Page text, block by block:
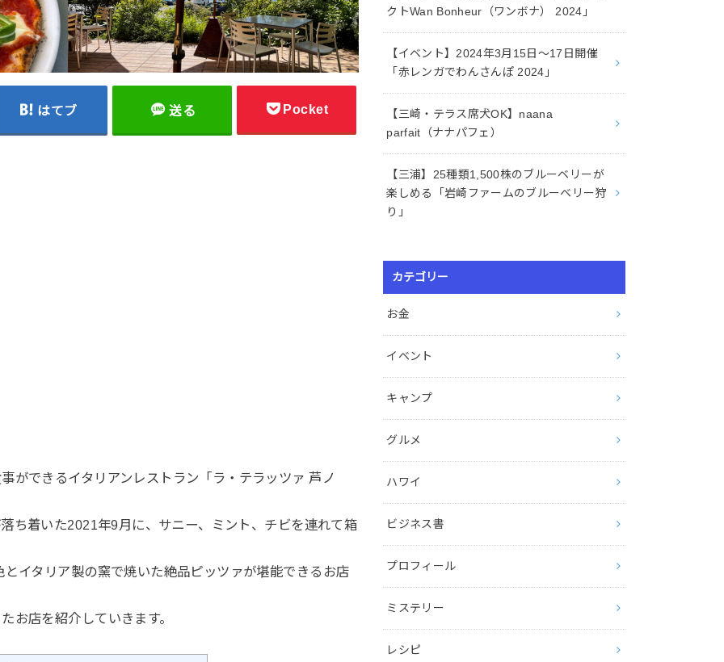
はてブ 送る Pocket
ができるイタリアンレストラン「ラ・テラッツァ 芦ノ
ち着いた2021年9月に、サニー、ミント、チビを連れて箱
とイタリア製の窯で焼いた絶品ピッツァが堪能できるお店
お店を紹介していきます。
クトWan Bonheur（ワンボナ） 2024」
【イベント】2024年3月15日〜17日開催
「赤レンガでわんさんぽ 2024」
【三崎・テラス席犬OK】naana
parfait（ナナパフェ）
【三浦】25種類1,500株のブルーベリーが
楽しめる「岩崎ファームのブルーベリー狩
り」
カテゴリー
お金
イベント
キャンプ
グルメ
ハワイ
ビジネス書
プロフィール
ミステリー
レシピ